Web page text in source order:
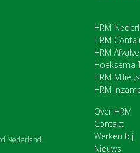
Nederland
HRM
HRM
HRM
Hoeksema
HRM
HRM
Over HRM
Contact
Werken bij
Nieuws